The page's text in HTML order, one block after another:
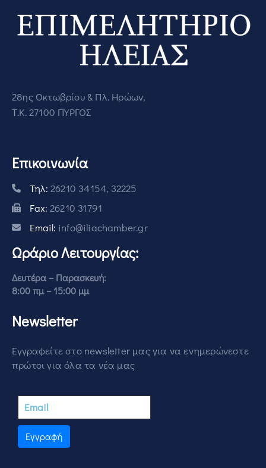
28ης Οκτωβρίου & Πλ. Ηρώων,
Τ.Κ. 27100 ΠΥΡΓΟΣ
Επικοινωνία
Τηλ: 26210 34154, 32225
Fax: 26210 31791
Email: info@iliachamber.gr
Ωράριο Λειτουργίας:
Δευτέρα – Παρασκευή:
8:00 πμ – 15:00 μμ
Newsletter
Εγγραφείτε στο newsletter μας για να ενημερώνεστε
πρώτοι για όλα τα νέα μας
Εγγραφή